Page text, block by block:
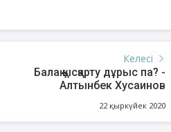
Келесі
Балақ қысқарту дұрыс па? -
Алтынбек Хусаинов
22 қыркүйек 2020